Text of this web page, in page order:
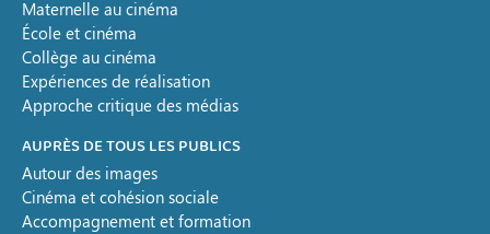
Maternelle au cinéma
École et cinéma
Collège au cinéma
Expériences de réalisation
Approche critique des médias
AUPRÈS DE TOUS LES PUBLICS
Autour des images
Cinéma et cohésion sociale
Accompagnement et formation